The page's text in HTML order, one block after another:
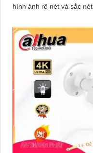
hình ảnh rõ nét và sắc nét